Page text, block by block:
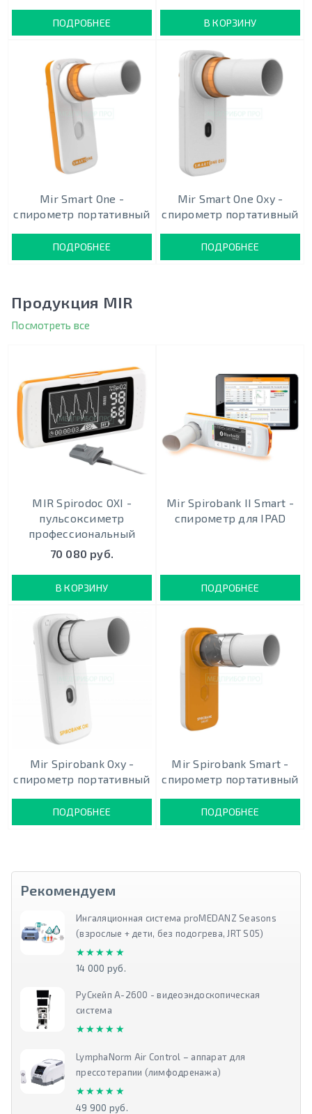
ПОДРОБНЕЕ В КОРЗИНУ
Mir Smart One -
спирометр портативный
ПОДРОБНЕЕ
Mir Smart One Oxy -
спирометр портативный
ПОДРОБНЕЕ
Продукция MIR
Посмотреть все
MIR Spirodoc OXI -
пульсоксиметр
профессиональный
70 080 руб.
В КОРЗИНУ
Mir Spirobank II Smart -
спирометр для IPAD
ПОДРОБНЕЕ
Mir Spirobank Oxy -
спирометр портативный
ПОДРОБНЕЕ
Mir Spirobank Smart -
спирометр портативный
ПОДРОБНЕЕ
Рекомендуем
Ингаляционная система proMEDANZ Seasons
(взрослые + дети, без подогрева, JRT S05)
★★★★★
★★★★★
14 000 руб.
РуСкейп А-2600 - видеоэндоскопическая
система
★★★★★
★★★★★
LymphaNorm Air Control – аппарат для
прессотерапии (лимфодренажа)
★★★★★
★★★★★
49 900 руб.